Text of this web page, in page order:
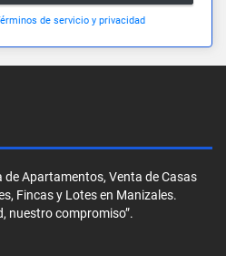
de servicio y privacidad
Apartamentos, Venta de Casas
Fincas y Lotes en Manizales.
nuestro compromiso”.